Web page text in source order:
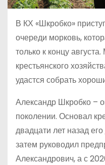
В КХ «Шкробко»
очереди морковь,
только к концу
крестьянского
удастся собрать
Александр Шкробко –
поколении. Основал
двадцати лет назад
затем руководил
Александрович, а с